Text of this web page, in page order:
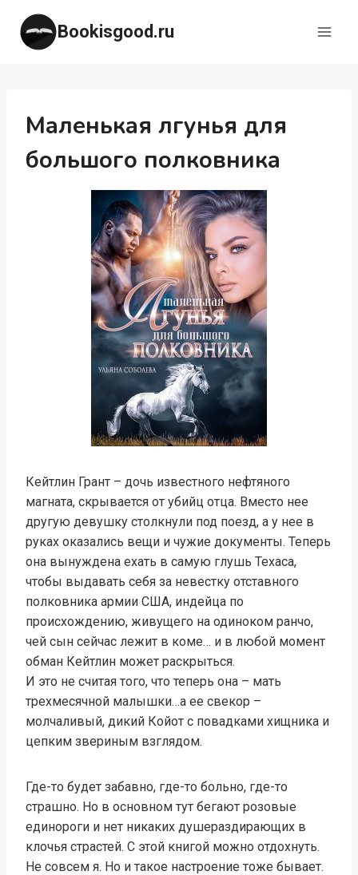
Перейти
содержимому
Bookisgood.ru
Маленькая лгунья для
большого полковника
Кейтлин Грант – дочь известного нефтяного
магната, скрывается от убийц отца. Вместо нее
другую девушку столкнули под поезд, а у нее в
руках оказались вещи и чужие документы. Теперь
она вынуждена ехать в самую глушь Техаса,
чтобы выдавать себя за невестку отставного
полковника армии США, индейца по
происхождению, живущего на одиноком ранчо,
чей сын сейчас лежит в коме… и в любой момент
обман Кейтлин может раскрыться.
И это не считая того, что теперь она – мать
трехмесячной малышки…а ее свекор –
молчаливый, дикий Койот с повадками хищника и
цепким звериным взглядом.
Где-то будет забавно, где-то больно, где-то
страшно. Но в основном тут бегают розовые
единороги и нет никаких душераздирающих в
клочья страстей. С этой книгой можно отдохнуть.
Не совсем я. Но и такое настроение тоже бывает.